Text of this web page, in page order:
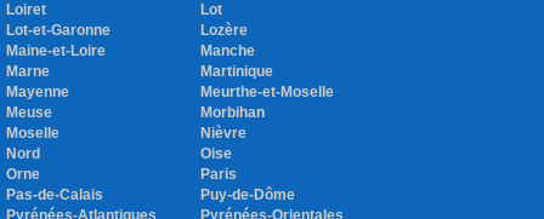
Loiret
Lot
Lot-et-Garonne
Lozère
Maine-et-Loire
Manche
Marne
Martinique
Mayenne
Meurthe-et-Moselle
Meuse
Morbihan
Moselle
Nièvre
Nord
Oise
Orne
Paris
Pas-de-Calais
Puy-de-Dôme